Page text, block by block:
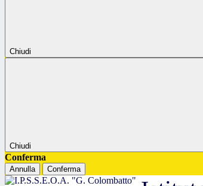
Chiudi
Chiudi
Conferma
Annulla Conferma